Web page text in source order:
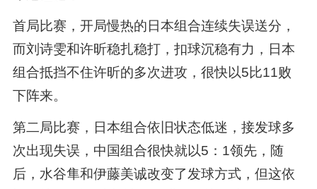
首局比赛，开局慢热的日本组合连续失误送分，
而刘诗雯和许昕稳扎稳打，扣球沉稳有力，日本
组合抵挡不住许昕的多次进攻，很快以5比11败
下阵来。
第二局比赛，日本组合依旧状态低迷，接发球多
次出现失误，中国组合很快就以5：1领先，随
后，水谷隼和伊藤美诚改变了发球方式，但这依